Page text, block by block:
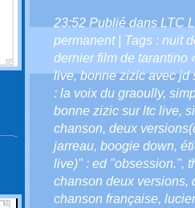
23:52 Publié dans LTC
permanent| Tags : nuit
dernier film de tarantino
live,bonne zizic avec jd
: la voix du graoully,
bonne zizic sur ltc live,
chanson, deux
jarreau, boogie down,
live)" : ed "obsession.",
chanson deux versions,
chanson française,